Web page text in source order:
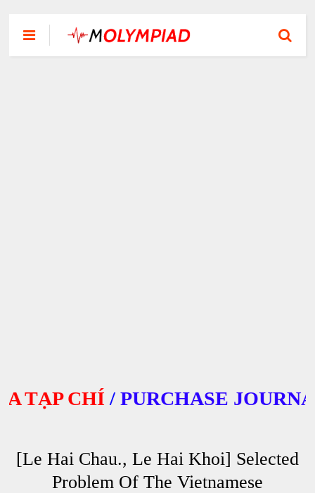
CHÍ/PURCHASE JOURNALS
[Le Hai Chau., Le Hai Khoi] Selected
Problem Of The Vietnamese